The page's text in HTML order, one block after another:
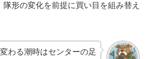
形の変化を前提に買い目を組み替え
わる潮時はセンターの足